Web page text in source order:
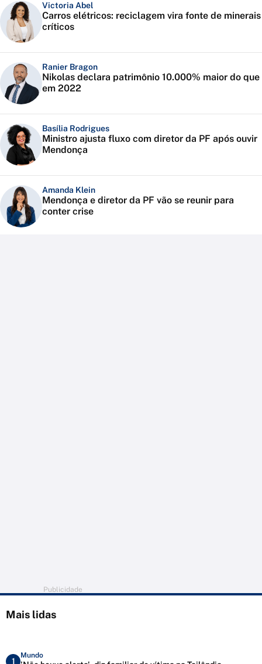
Victoria Abel
Carros elétricos: reciclagem vira fonte de minerais
críticos
Ranier Bragon
Nikolas declara patrimônio 10.000% maior do que
em 2022
Basília Rodrigues
Ministro ajusta fluxo com diretor da PF após ouvir
Mendonça
Amanda Klein
Mendonça e diretor da PF vão se reunir para
conter crise
Publicidade
Mais lidas
1
Mundo